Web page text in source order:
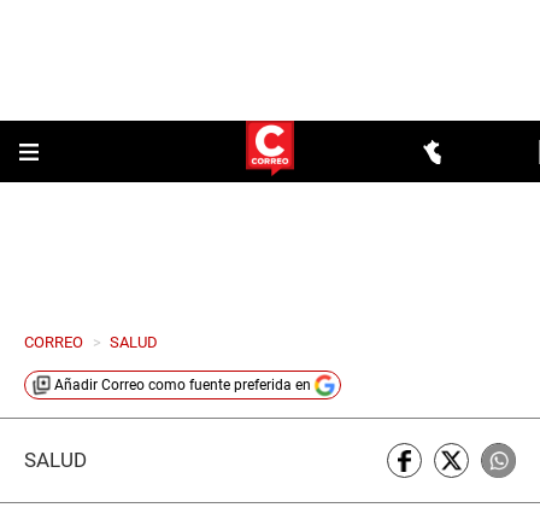
CORREO > SALUD
Añadir Correo como fuente preferida en
SALUD